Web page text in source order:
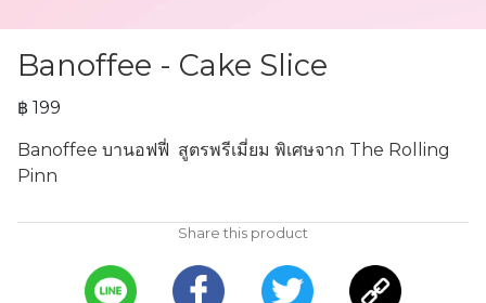
Banoffee - Cake Slice
฿ 199
Banoffee บานอฟฟี่  สูตรพรีเมี่ยม พิเศษจาก The Rolling
Pinn
Share this product